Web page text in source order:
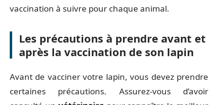
vaccination à suivre pour chaque animal.
Les précautions à prendre avant et
après la vaccination de son lapin
Avant de vacciner votre lapin, vous devez prendre
certaines précautions. Assurez-vous d’avoir